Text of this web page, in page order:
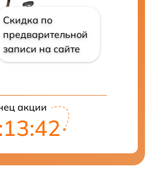
Скидка по
предварительной
записи на сайте
акции